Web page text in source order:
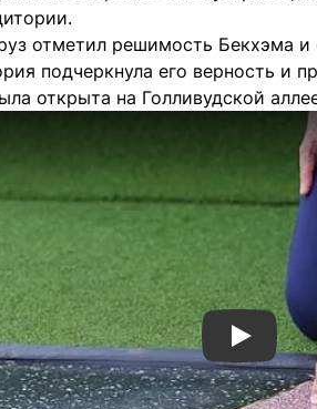
отметил решимость Бекхэма и
подчеркнула его верность и
открыта на Голливудской
Смотреть